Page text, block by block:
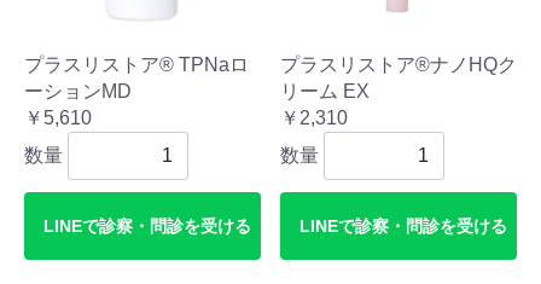
プラスリストア® TPNaロ
ーションMD
￥5,610
数量
LINEで診察・問診を受ける
プラスリストア®ナノHQク
リーム EX
￥2,310
数量
LINEで診察・問診を受ける